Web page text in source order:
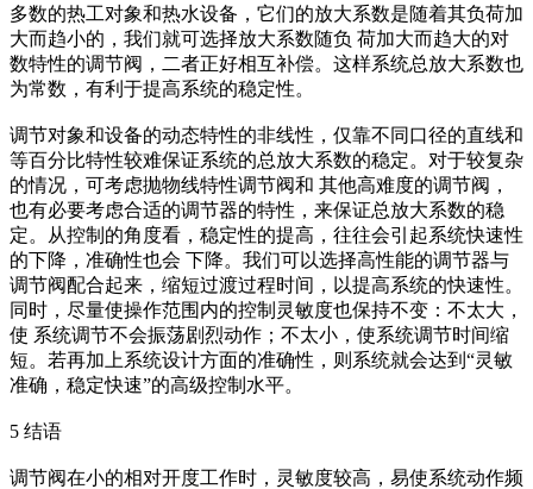
多数的热工对象和热水设备，它们的放大系数是随着其负荷加
大而趋小的，我们就可选择放大系数随负 荷加大而趋大的对
数特性的调节阀，二者正好相互补偿。这样系统总放大系数也
为常数，有利于提高系统的稳定性。
调节对象和设备的动态特性的非线性，仅靠不同口径的直线和
等百分比特性较难保证系统的总放大系数的稳定。对于较复杂
的情况，可考虑抛物线特性调节阀和 其他高难度的调节阀，
也有必要考虑合适的调节器的特性，来保证总放大系数的稳
定。从控制的角度看，稳定性的提高，往往会引起系统快速性
的下降，准确性也会 下降。我们可以选择高性能的调节器与
调节阀配合起来，缩短过渡过程时间，以提高系统的快速性。
同时，尽量使操作范围内的控制灵敏度也保持不变：不太大，
使 系统调节不会振荡剧烈动作；不太小，使系统调节时间缩
短。若再加上系统设计方面的准确性，则系统就会达到“灵敏
准确，稳定快速”的高级控制水平。
5 结语
调节阀在小的相对开度工作时，灵敏度较高，易使系统动作频